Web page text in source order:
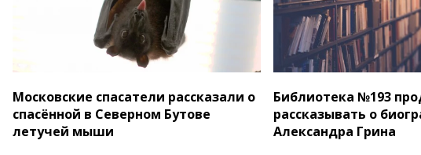
Московские спасатели рассказали о
спасённой в Северном Бутове
летучей мыши
Библиотека №193
рассказывать о
Александра Грина